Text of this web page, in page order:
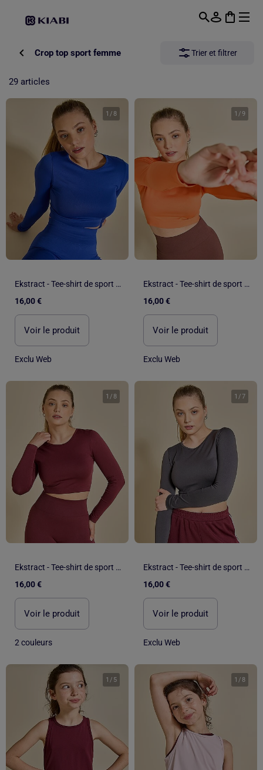
Crop top sport femme Trier et filtrer
29 articles
1 /8
Ekstract - Tee-shirt de sport manches longues
16,00 €
Voir le produit
Exclu Web
1 /9
Ekstract - Tee-shirt de sport manches longues
16,00 €
Voir le produit
Exclu Web
1 / 8
Ekstract - Tee-shirt de sport manches longues
16,00 €
Voir le produit
2 couleurs
1 /7
Ekstract - Tee-shirt de sport manches longues
16,00 €
Voir le produit
Exclu Web
1 / 5 1 / 8